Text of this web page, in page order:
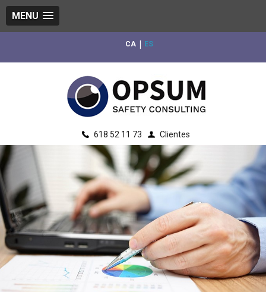
MENU
CA | ES
618 52 11 73 Clientes